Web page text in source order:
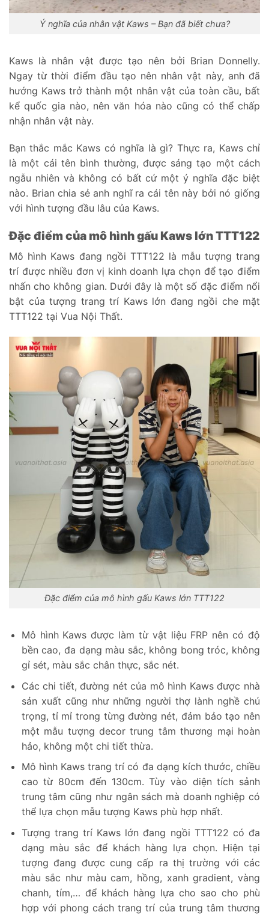
Ý nghĩa của nhân vật Kaws – Bạn đã biết chưa?
Kaws là nhân vật được tạo nên bởi Brian Donnelly.
Ngay từ thời điểm đầu tạo nên nhân vật này, anh đã
hướng Kaws trở thành một nhân vật của toàn cầu, bất
kể quốc gia nào, nên văn hóa nào cũng có thể chấp
nhận nhân vật này.
Bạn thắc mắc Kaws có nghĩa là gì? Thực ra, Kaws chỉ
là một cái tên bình thường, được sáng tạo một cách
ngẫu nhiên và không có bất cứ một ý nghĩa đặc biệt
nào. Brian chia sẻ anh nghĩ ra cái tên này bởi nó giống
với hình tượng đầu lâu của Kaws.
Đặc điểm của mô hình gấu Kaws lớn TTT122
Mô hình Kaws đang ngồi TTT122 là mẫu tượng trang
trí được nhiều đơn vị kinh doanh lựa chọn để tạo điểm
nhấn cho không gian. Dưới đây là một số đặc điểm nổi
bật của tượng trang trí Kaws lớn đang ngồi che mặt
TTT122 tại Vua Nội Thất.
Đặc điểm của mô hình gấu Kaws lớn TTT122
Mô hình Kaws được làm từ vật liệu FRP nên có độ
bền cao, đa dạng màu sắc, không bong tróc, không
gỉ sét, màu sắc chân thực, sắc nét.
Các chi tiết, đường nét của mô hình Kaws được nhà
sản xuất cũng như những người thợ lành nghề chú
trọng, tỉ mỉ trong từng đường nét, đảm bảo tạo nên
một mẫu tượng decor trung tâm thương mại hoàn
hảo, không một chi tiết thừa.
Mô hình Kaws trang trí có đa dạng kích thước, chiều
cao từ 80cm đến 130cm. Tùy vào diện tích sảnh
trung tâm cũng như ngân sách mà doanh nghiệp có
thể lựa chọn mẫu tượng Kaws phù hợp nhất.
Tượng trang trí Kaws lớn đang ngồi TTT122 có đa
dạng màu sắc để khách hàng lựa chọn. Hiện tại
tượng đang được cung cấp ra thị trường với các
màu sắc như màu cam, hồng, xanh gradient, vàng
chanh, tím,… để khách hàng lựa cho sao cho phù
hợp với phong cách trang trí của trung tâm thương